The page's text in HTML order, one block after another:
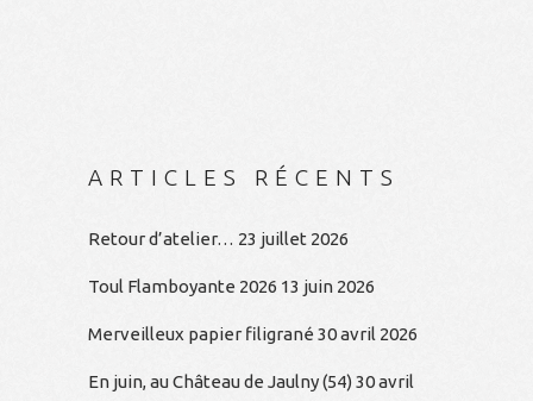
ARTICLES RÉCENTS
Retour d’atelier… 23 juillet 2026
Toul Flamboyante 2026 13 juin 2026
Merveilleux papier filigrané 30 avril 2026
En juin, au Château de Jaulny (54)30 avril